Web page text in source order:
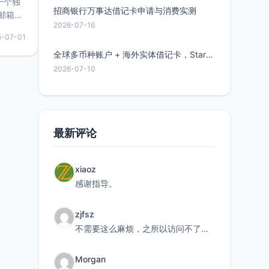
箱等
较有
惠的
07-01
招商银行万事达借记卡申请与消费实测
2026-07-16
全球多币种账户 + 海外实体借记卡，Starryblu开户教程与注意事项
2026-07-10
最新评论
xiaoz
感谢指导。
zjfsz
不需要这么麻烦，之所以访问不了，是由于非对称路由的问题，在爱快主路由添加一条静态路由192.168.
Morgan